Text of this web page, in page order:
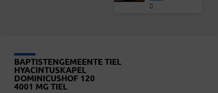
BAPTISTENGEMEENTE TIEL
HYACINTUSKAPEL
DOMINICUSHOF 120
4001 MG TIEL